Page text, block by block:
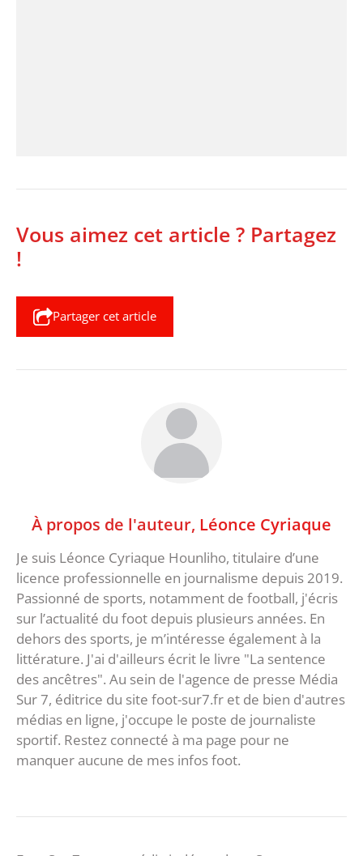
Vous aimez cet article ? Partagez
!
Partager cet article
À propos de l'auteur, Léonce Cyriaque
Je suis Léonce Cyriaque Hounliho, titulaire d’une
licence professionnelle en journalisme depuis 2019.
Passionné de sports, notamment de football, j'écris
sur l’actualité du foot depuis plusieurs années. En
dehors des sports, je m’intéresse également à la
littérature. J'ai d'ailleurs écrit le livre "La sentence
des ancêtres". Au sein de l'agence de presse Média
Sur 7, éditrice du site foot-sur7.fr et de bien d'autres
médias en ligne, j'occupe le poste de journaliste
sportif. Restez connecté à ma page pour ne
manquer aucune de mes infos foot.